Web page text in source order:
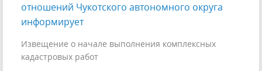
отношений Чукотского автономного округа
информирует
Извещение о начале выполнения комплексных
кадастровых работ